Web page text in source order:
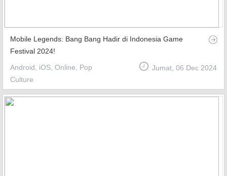
Mobile Legends: Bang Bang Hadir di Indonesia Game
Festival 2024!
Android, iOS, Online, Pop
Culture
Jumat, 06 Dec 2024